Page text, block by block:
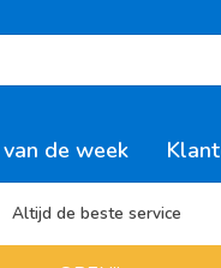
de week
Altijd de beste service